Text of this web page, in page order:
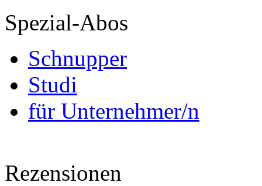
Spezial-Abos
Schnupper
Studi
für Unternehmer/n
Rezensionen